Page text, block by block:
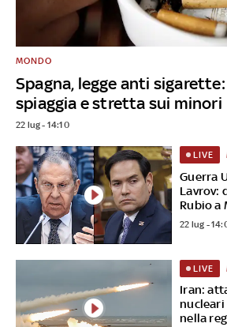
Spagna, legge anti
spiaggia e stretta sui minori
MONDO
22 lug - 14:10
Guerra
Lavrov:
Rubio a
LIVE
22 lug -
Iran:
nucleari
nella
LIVE